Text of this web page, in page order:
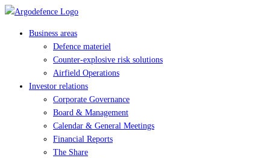
Business areas
Defence materiel
Counter-explosive risk solutions
Airfield Operations
Investor relations
Corporate Governance
Board & Management
Calendar & General Meetings
Financial Reports
The Share